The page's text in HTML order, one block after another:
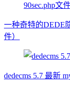
一种奇特的DEDE
件）
dedecms 5.7 最新